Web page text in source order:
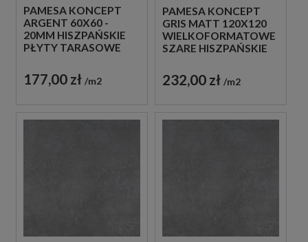
PAMESA KONCEPT
ARGENT 60X60 -
20MM HISZPAŃSKIE
PŁYTY TARASOWE
SZARYM KOLORZE
177,00 zł m2
PAMESA KONCEPT
GRIS MATT 120X120
WIELKOFORMATOWE
SZARE HISZPAŃSKIE
BETON
232,00 zł m2